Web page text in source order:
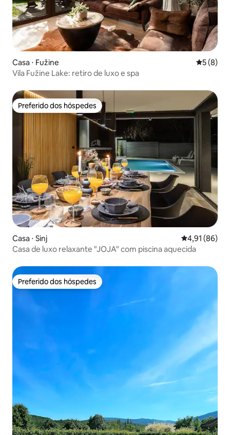
Casa ⋅ Fužine 5 de
5 (8)
Vila Fužine Lake: retiro de luxo e spa
Preferido dos hóspedes
Preferido dos hóspedes
Casa ⋅ Sinj 4,91 de uma
4,91 (86)
Casa de luxo relaxante "JOJA" com piscina aquecida
Preferido dos hóspedes
Preferido dos hóspedes